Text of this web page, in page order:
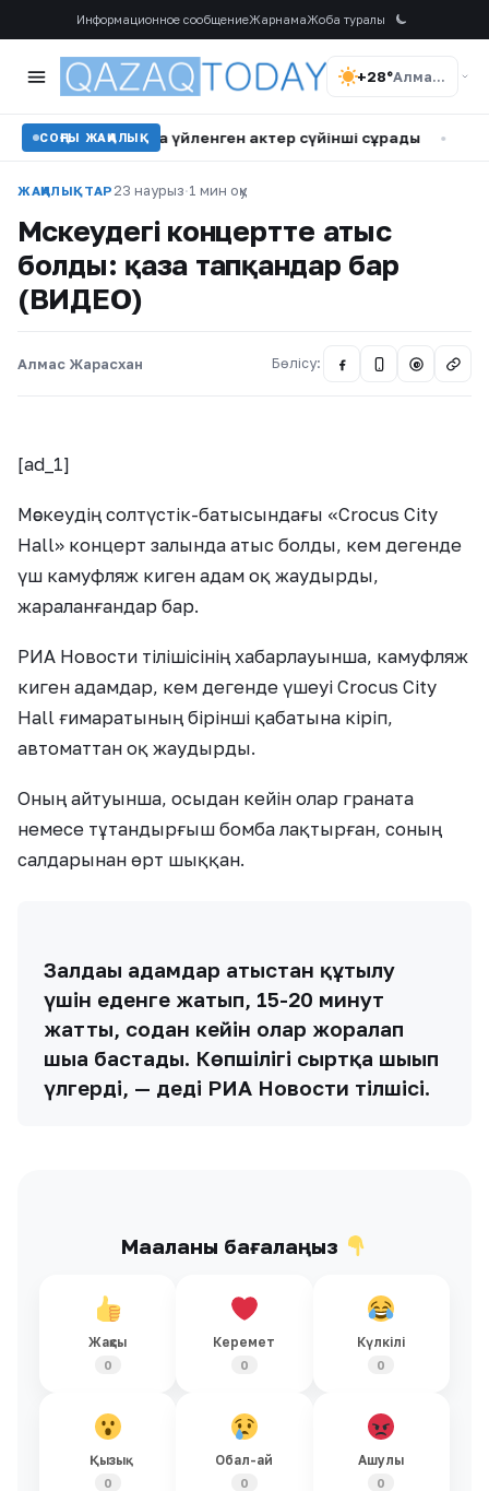
Информационное сообщениеЖарнамаЖоба туралы
+28° Алматы
СОҢҒЫ ЖАҢАЛЫҚ
қызға үйленген актер сүйінші сұрады • Самат
ЖАҢАЛЫҚТАР 23 наурыз·1 мин оқу
Мәскеудегі концертте атыс
болды: қаза тапқандар бар
(ВИДЕО)
Алмас Жарасхан Бөлісу: @
[ad_1]
Мәскеудің солтүстік-батысындағы «Crocus City
Hall» концерт залында атыс болды, кем дегенде
үш камуфляж киген адам оқ жаудырды,
жараланғандар бар.
РИА Новости тілішісінің хабарлауынша, камуфляж
киген адамдар, кем дегенде үшеуі Crocus City
Hall ғимаратының бірінші қабатына кіріп,
автоматтан оқ жаудырды.
Оның айтуынша, осыдан кейін олар граната
немесе тұтандырғыш бомба лақтырған, соның
салдарынан өрт шыққан.
Залдағы адамдар атыстан құтылу
үшін еденге жатып, 15-20 минут
жатты, содан кейін олар жорғалап
шыға бастады. Көпшілігі сыртқа шығып
үлгерді, — деді РИА Новости тілшісі.
Мақаланы бағалаңыз
Жақсы
0
Керемет
0
Күлкілі
0
Қызық
0
Обал-ай
0
Ашулы
0